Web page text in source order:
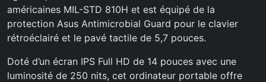
américaines MIL-STD 810H et est équipé de la
protection Asus Antimicrobial Guard pour le clavier
rétroéclairé et le pavé tactile de 5,7 pouces.
Doté d’un écran IPS Full HD de 14 pouces avec une
luminosité de 250 nits, cet ordinateur portable offre